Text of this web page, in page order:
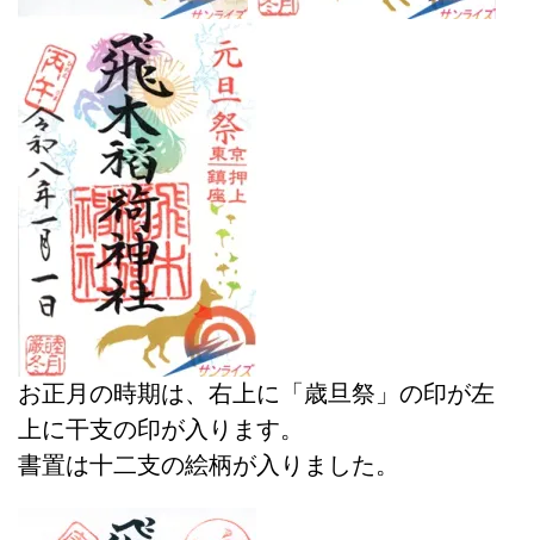
お正月の時期は、右上に「歳旦祭」の印が左
上に干支の印が入ります。
書置は十二支の絵柄が入りました。